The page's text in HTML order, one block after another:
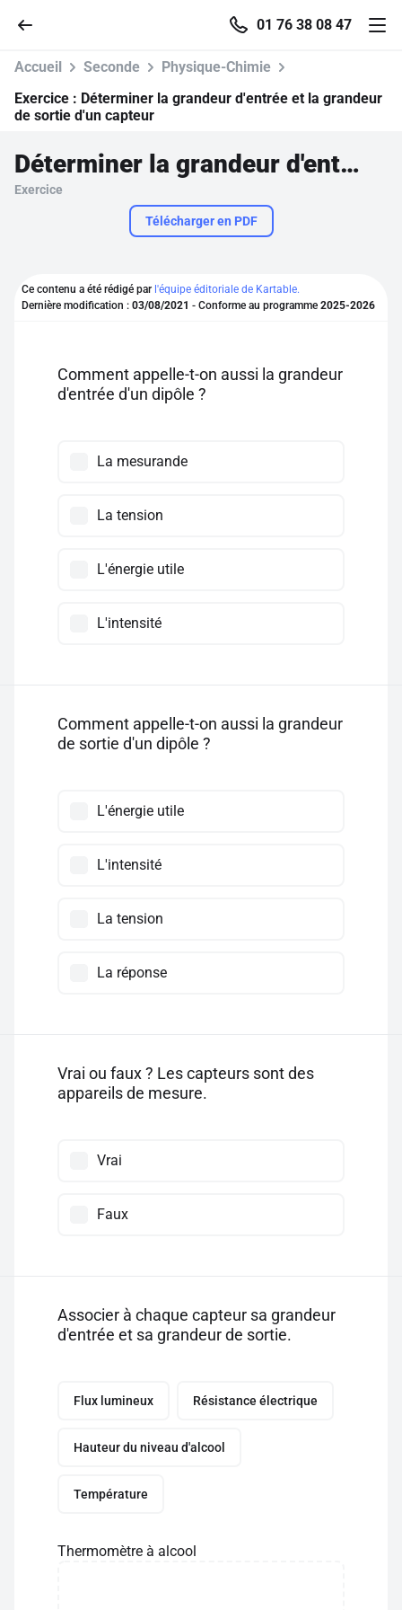
01 76 38 08 47
Parcourir
Se connecter
Pour profiter de 10 contenus offerts.
Accueil Seconde
Physique-Chimie
Exercice : Déterminer la grandeur d'entrée et la grandeur
de sortie d'un capteur
Déterminer la grandeur d'entrée et la grandeur de sortie d'un capteur
Exercice
Télécharger en PDF
Ce contenu a été rédigé par l'équipe éditoriale de Kartable.
Dernière modification : 03/08/2021 - Conforme au programme 2025-2026
Comment appelle-t-on aussi la grandeur
d'entrée d'un dipôle ?
La mesurande
La tension
L'énergie utile
L'intensité
Comment appelle-t-on aussi la grandeur
de sortie d'un dipôle ?
L'énergie utile
L'intensité
La tension
La réponse
Vrai ou faux ? Les capteurs sont des
appareils de mesure.
Vrai
Faux
Associer à chaque capteur sa grandeur
d'entrée et sa grandeur de sortie.
Flux lumineux Résistance électrique
Hauteur du niveau d'alcool
Température
Thermomètre à alcool